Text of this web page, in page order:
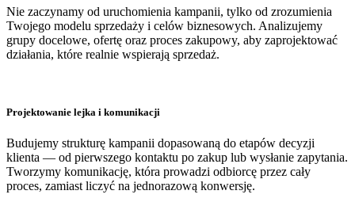
Nie zaczynamy od uruchomienia kampanii, tylko od zrozumienia
Twojego modelu sprzedaży i celów biznesowych. Analizujemy
grupy docelowe, ofertę oraz proces zakupowy, aby zaprojektować
działania, które realnie wspierają sprzedaż.
Projektowanie lejka i komunikacji
Budujemy strukturę kampanii dopasowaną do etapów decyzji
klienta — od pierwszego kontaktu po zakup lub wysłanie zapytania.
Tworzymy komunikację, która prowadzi odbiorcę przez cały
proces, zamiast liczyć na jednorazową konwersję.